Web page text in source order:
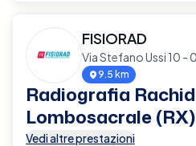
FISIORAD
Via Stefano Ussi 10 -
9.5 km
Radiografia
Lombosacrale (RX)
Vedi altre prestazioni